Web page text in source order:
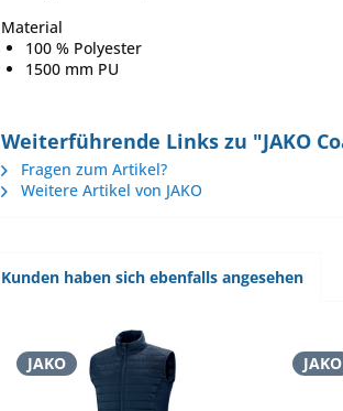
Material
100 % Polyester
1500 mm PU
Weiterführende Links zu "JAKO
Fragen zum Artikel?
Weitere Artikel von JAKO
Kunden haben sich ebenfalls angesehen
JAKO JAKO